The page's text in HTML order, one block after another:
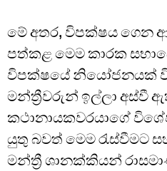
මේ අතර, විපක්ෂය ගෙන
පත්කළ මෙම කාරක
විපක්ෂයේ නියෝජනයක්
මන්ත්‍රීවරුන් ඉල්ලා අස්වී
කථානායකවරයාගේ
යුතු බවත් මෙම රැස්වීමට
මන්ත්‍රී ශානක්කියන්